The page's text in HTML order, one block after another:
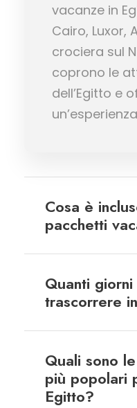
vacanze in
Cairo, Luxor,
crociera sul
coprono le
dell’Egitto e
Cosa è
pacchetti
Quanti
trascorrere
Quali sono
più popolari
Egitto?